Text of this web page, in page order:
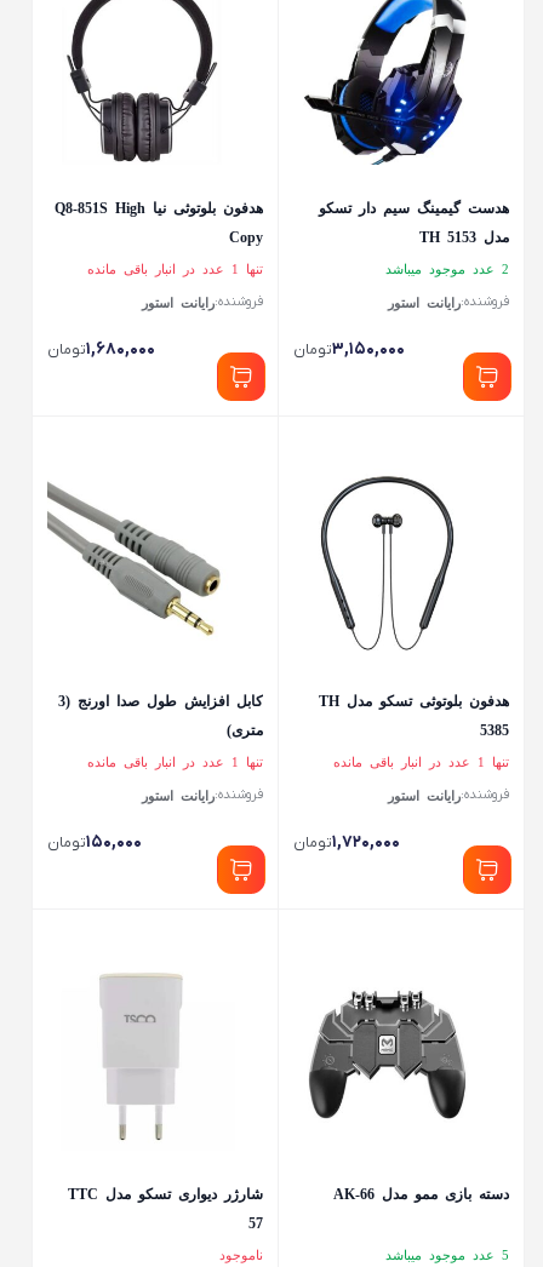
هدست گیمینگ سیم دار تسکو
مدل TH 5153
2 عدد موجود میباشد
فروشنده:رایانت استور
۳,۱۵۰,۰۰۰تومان
هدفون بلوتوثی نیا Q8-851S High
Copy
تنها 1 عدد در انبار باقی مانده
فروشنده:رایانت استور
۱,۶۸۰,۰۰۰تومان
هدفون بلوتوثی تسکو مدل TH
5385
تنها 1 عدد در انبار باقی مانده
فروشنده:رایانت استور
۱,۷۲۰,۰۰۰تومان
کابل افزایش طول صدا اورنج (3
متری)
تنها 1 عدد در انبار باقی مانده
فروشنده:رایانت استور
۱۵۰,۰۰۰تومان
دسته بازی ممو مدل AK-66
5 عدد موجود میباشد
شارژر دیواری تسکو مدل TTC
57
ناموجود